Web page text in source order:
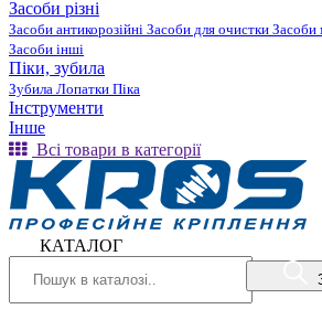
Засоби різні
Засоби антикорозійні Засоби для очистки Засоби
Засоби інші
Піки, зубила
Зубила Лопатки Піка
Інструменти
Інше
Всі товари в категорії
КАТАЛОГ